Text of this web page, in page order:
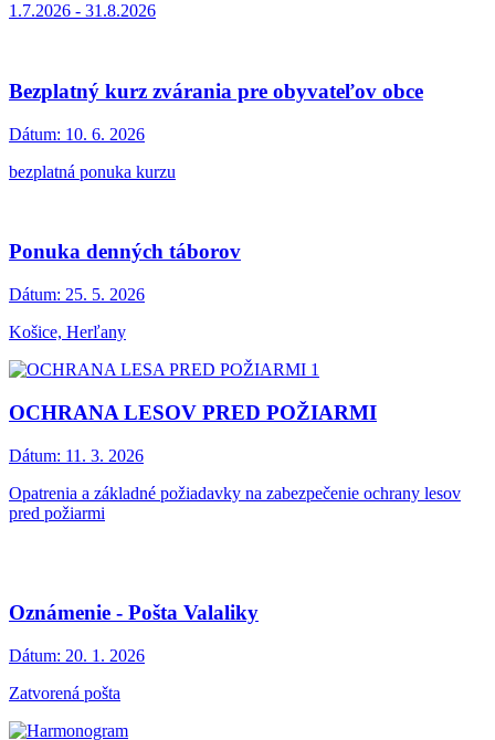
1.7.2026 - 31.8.2026
Bezplatný kurz zvárania pre obyvateľov obce
Dátum: 10. 6. 2026
bezplatná ponuka kurzu
Ponuka denných táborov
Dátum: 25. 5. 2026
Košice, Herľany
OCHRANA LESOV PRED POŽIARMI
Dátum: 11. 3. 2026
Opatrenia a základné požiadavky na zabezpečenie ochrany lesov
pred požiarmi
Oznámenie - Pošta Valaliky
Dátum: 20. 1. 2026
Zatvorená pošta